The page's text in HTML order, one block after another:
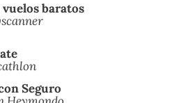
vuelos baratos
Seguro